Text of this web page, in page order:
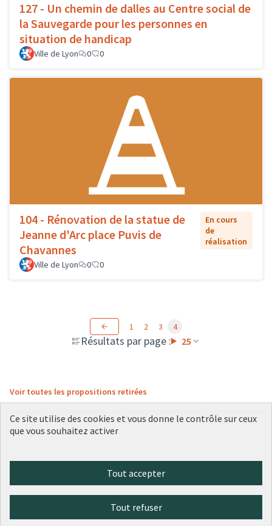
127 - Un chemin de dalles au Centre social de
la Sauvegarde pour les personnes en
situation de handicap
Ville de Lyon 0 0
104 - Rénovation de la statue de
Jeanne d'Arc place Puvis de
Chavannes
En cours
de
réalisation
Ville de Lyon 0 0
Résultats par page : 25
1 2 3 4
Voir toutes les propositions retirées
(Lien externe)
(Lien externe)
(Lien externe)
(Lien externe)
(Lien externe)
Ce site utilise des cookies et vous donne le contrôle sur ceux
que vous souhaitez activer
Tout accepter
Tout refuser